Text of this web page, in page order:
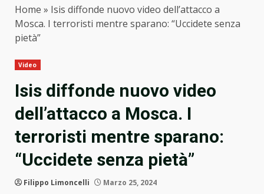
Home » Isis diffonde nuovo video dell’attacco a
Mosca. I terroristi mentre sparano: “Uccidete senza
pietà”
Video
Isis diffonde nuovo video
dell’attacco a Mosca. I
terroristi mentre sparano:
“Uccidete senza pietà”
Filippo Limoncelli Marzo 25, 2024